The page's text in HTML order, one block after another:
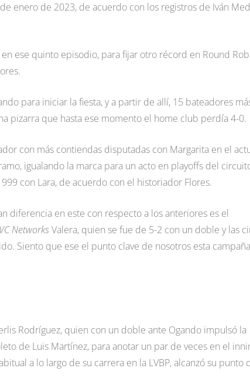
enero de 2023, de acuerdo con los registros de Iván
ese quinto episodio, para fijar otro récord en Round
para iniciar la fiesta, y a partir de allí, 15 bateadores
pizarra que hasta ese momento el home club perdía 4-0.
con más contiendas disputadas con Margarita en el
igualando la marca para un acto en playoffs del
con Lara, de acuerdo con el historiador Flores.
diferencia en este con respecto a los anteriores es el
NetworksValera, quien se fue de 5-2 con un doble y las
Siento que ese el punto clave de nosotros esta
Rodríguez, quien con un doble ante Ogando impulsó la
de Luis Martínez, para anotar un par de veces en el
a lo largo de su carrera en la LVBP, alcanzó su punto